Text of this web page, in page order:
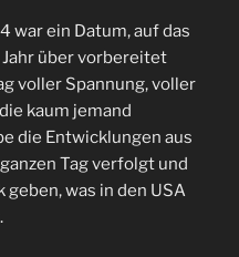
war ein Datum, auf das
über vorbereitet
voller Spannung, voller
kaum jemand
die Entwicklungen aus
Tag verfolgt und
was in den USA